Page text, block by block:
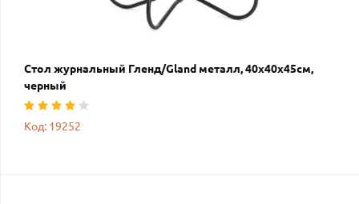
Стол журнальный Гленд/Gland металл, 40х40х45см,
черный
Код: 19252